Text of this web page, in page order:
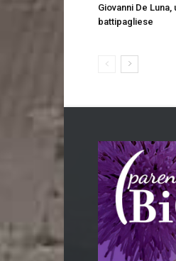
Giovanni De Luna,
battipagliese